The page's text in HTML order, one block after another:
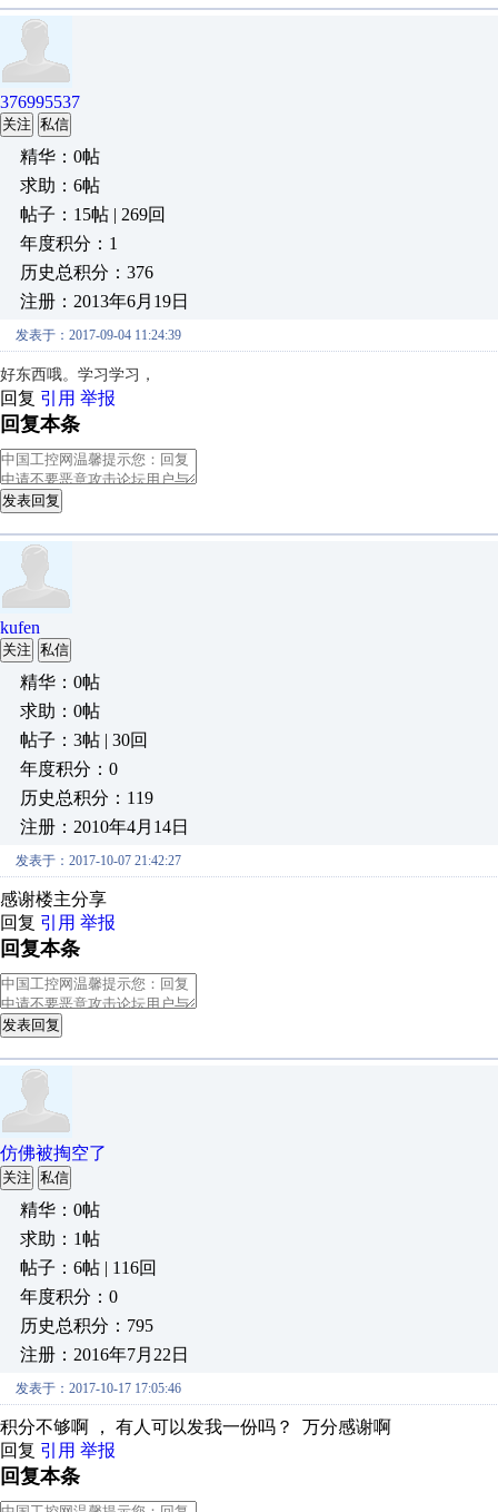
376995537
关注 私信
精华：0帖
求助：6帖
帖子：15帖 | 269回
年度积分：1
历史总积分：376
注册：2013年6月19日
发表于：2017-09-04 11:24:39
好东西哦。学习学习，
回复 引用 举报
回复本条
发表回复
kufen
关注 私信
精华：0帖
求助：0帖
帖子：3帖 | 30回
年度积分：0
历史总积分：119
注册：2010年4月14日
发表于：2017-10-07 21:42:27
感谢楼主分享
回复 引用 举报
回复本条
发表回复
仿佛被掏空了
关注 私信
精华：0帖
求助：1帖
帖子：6帖 | 116回
年度积分：0
历史总积分：795
注册：2016年7月22日
发表于：2017-10-17 17:05:46
积分不够啊 ， 有人可以发我一份吗？ 万分感谢啊
回复 引用 举报
回复本条